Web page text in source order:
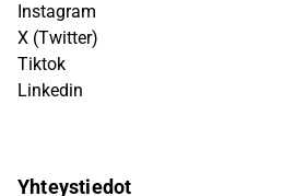
Instagram
X (Twitter)
Tiktok
Linkedin
Yhteystiedot